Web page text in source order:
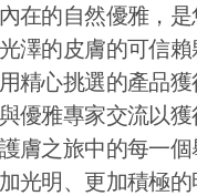
在的自然優雅，
澤的皮膚的可信
精心挑選的產品
優雅專家交流以
膚之旅中的每一
光明、更加積極